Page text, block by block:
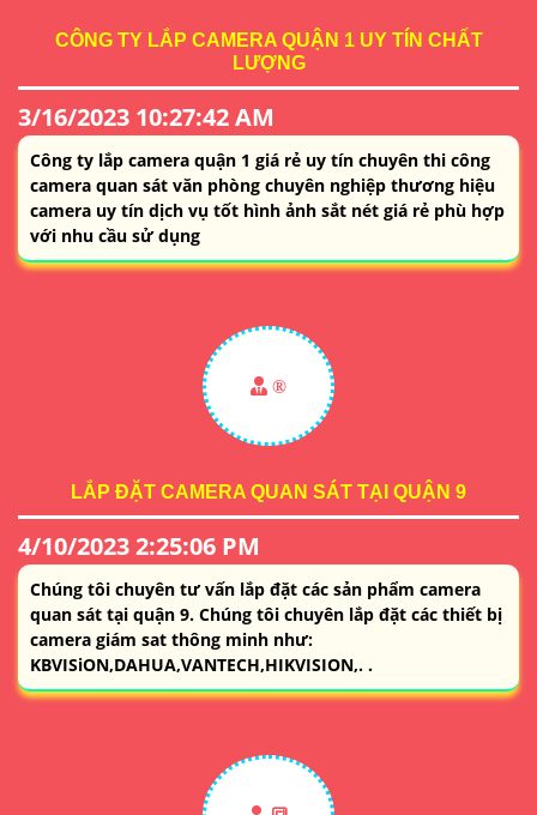
CÔNG TY LẮP CAMERA QUẬN 1 UY TÍN CHẤT
LƯỢNG
3/16/2023 10:27:42 AM
Công ty lắp camera quận 1 giá rẻ uy tín chuyên thi công
camera quan sát văn phòng chuyên nghiệp thương hiệu
camera uy tín dịch vụ tốt hình ảnh sắt nét giá rẻ phù hợp
với nhu cầu sử dụng
®️
LẮP ĐẶT CAMERA QUAN SÁT TẠI QUẬN 9
4/10/2023 2:25:06 PM
Chúng tôi chuyên tư vấn lắp đặt các sản phẩm camera
quan sát tại quận 9. Chúng tôi chuyên lắp đặt các thiết bị
camera giám sat thông minh như:
KBVISiON,DAHUA,VANTECH,HIKVISION,. .